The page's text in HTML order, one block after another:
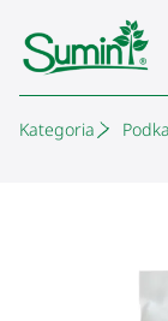
Kategoria